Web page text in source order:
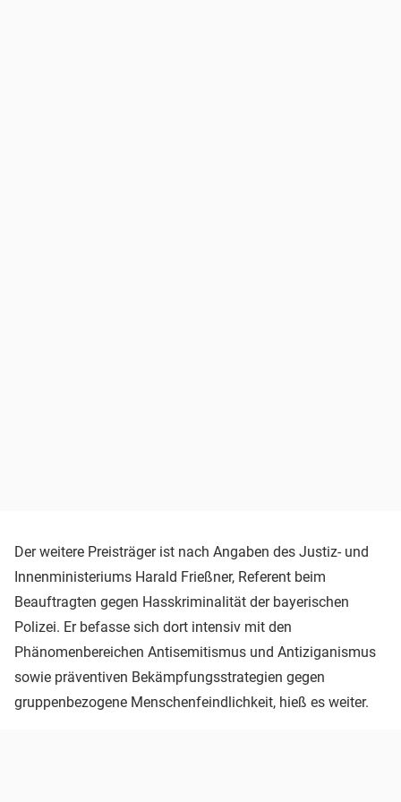
Der weitere Preisträger ist nach Angaben des Justiz- und
Innenministeriums Harald Frießner, Referent beim
Beauftragten gegen Hasskriminalität der bayerischen
Polizei. Er befasse sich dort intensiv mit den
Phänomenbereichen Antisemitismus und Antiziganismus
sowie präventiven Bekämpfungsstrategien gegen
gruppenbezogene Menschenfeindlichkeit, hieß es weiter.